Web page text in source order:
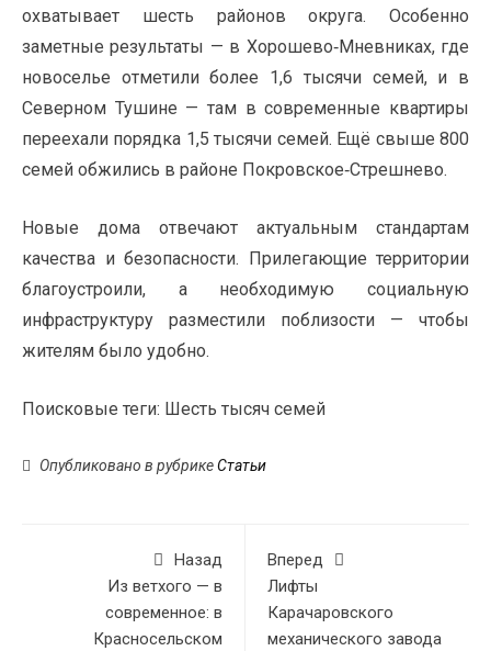
охватывает шесть районов округа. Особенно
заметные результаты — в Хорошево‑Мневниках, где
новоселье отметили более 1,6 тысячи семей, и в
Северном Тушине — там в современные квартиры
переехали порядка 1,5 тысячи семей. Ещё свыше 800
семей обжились в районе Покровское‑Стрешнево.
Новые дома отвечают актуальным стандартам
качества и безопасности. Прилегающие территории
благоустроили, а необходимую социальную
инфраструктуру разместили поблизости — чтобы
жителям было удобно.
Поисковые теги: Шесть тысяч семей
Опубликовано в рубрикеСтатьи
Назад
Из ветхого — в
современное: в
Красносельском
Вперед
Лифты
Карачаровского
механического завода